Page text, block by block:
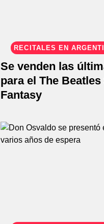
RECITALES EN
Se venden las
para el The
Fantasy